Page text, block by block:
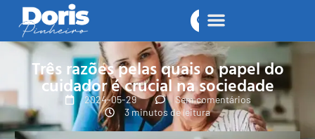
Três razões pelas quais o papel do
cuidador é crucial na sociedade
2024-05-29
Sem comentários
3 minutos de leitura